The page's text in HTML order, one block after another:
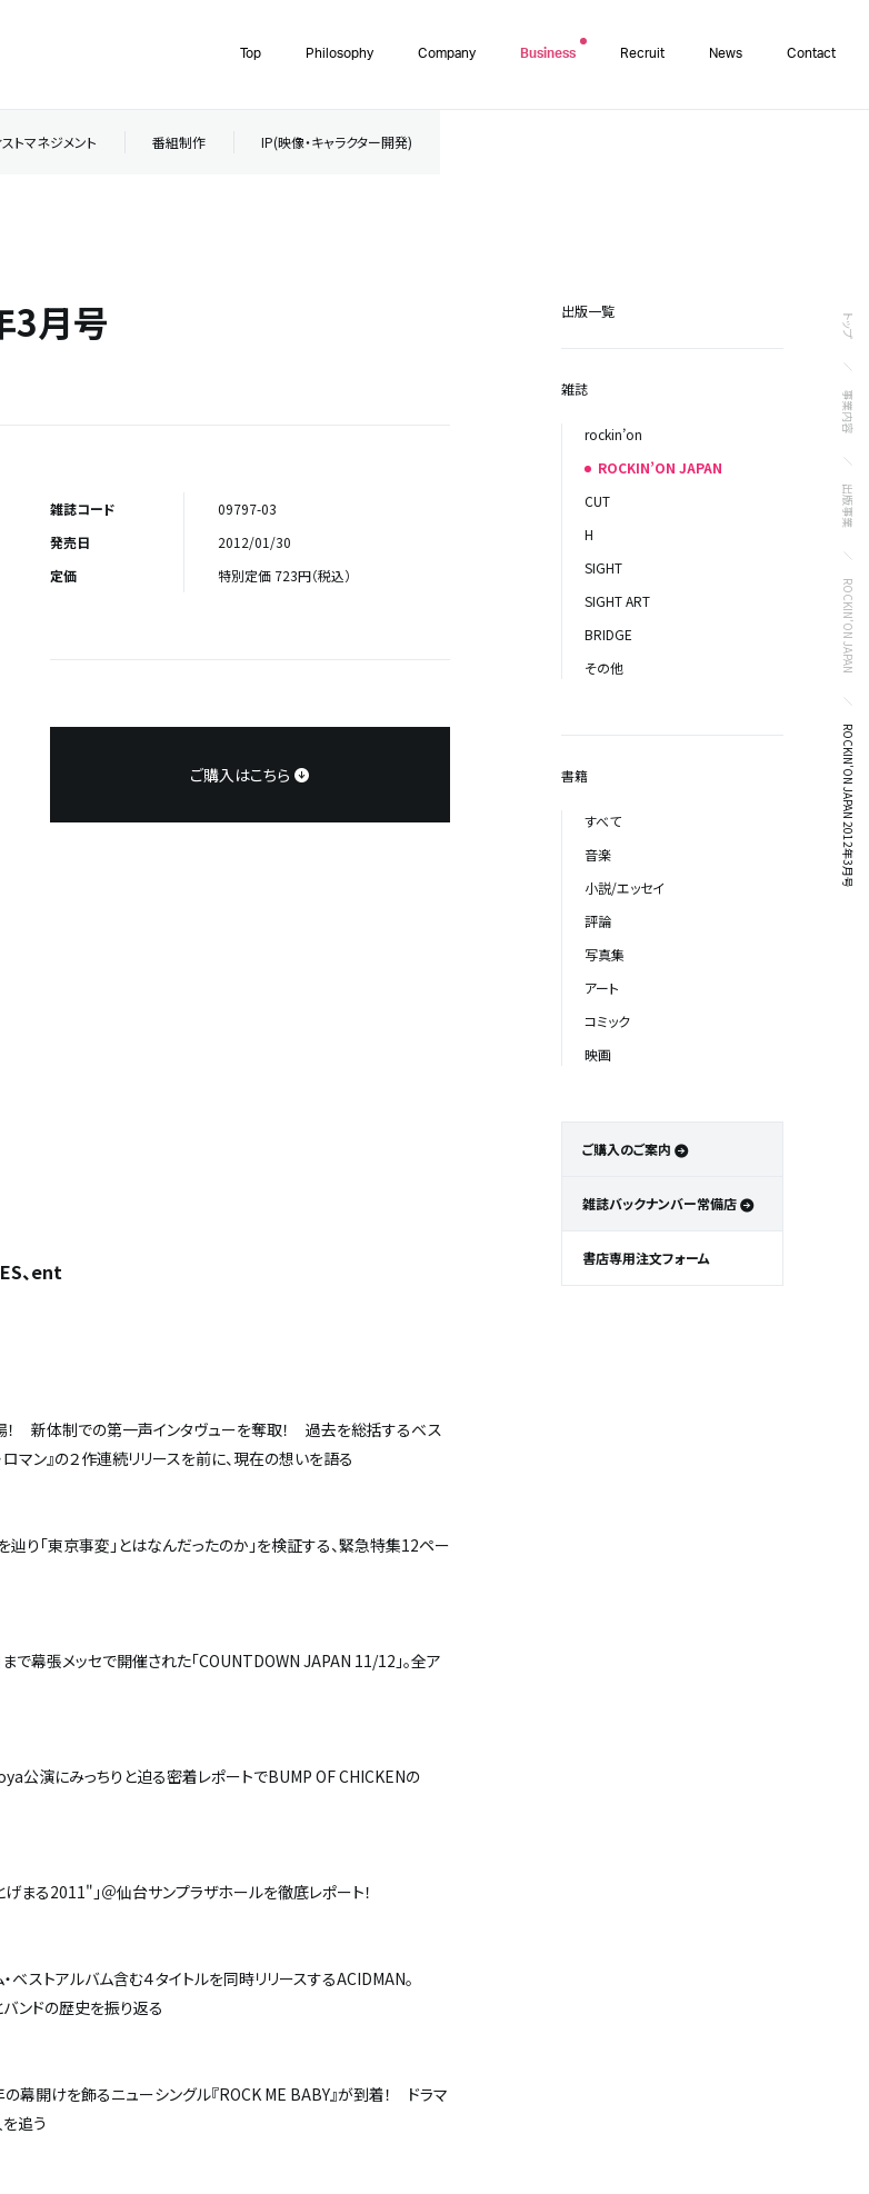
Top Philosophy Company Business Recruit News Contact
トップ
事業内容
出版事業
ROCKIN’ON JAPAN
ROCKIN'ON JAPAN 2012年3月号
トマネジメント 番組制作 IP(映像・キャラクター開発)
3月号
雑誌コード
09797-03
発売日
2012/01/30
定価
特別定価 723円（税込）
ご購入はこちら
、ent
！ 新体制での第一声インタヴューを奪取！ 過去を総括するベス
マン』の２作連続リリースを前に、現在の想いを語る
り「東京事変」とはなんだったのか」を検証する、緊急特集12ペー
幕張メッセで開催された「COUNTDOWN JAPAN 11/12」。全ア
公演にみっちりと迫る密着レポートでBUMP OF CHICKENの
まる2011"」＠仙台サンプラザホールを徹底レポート！
ストアルバム含む４タイトルを同時リリースするACIDMAN。
ンドの歴史を振り返る
開けを飾るニューシングル『ROCK ME BABY』が到着！ ドラマ
追う
出版一覧
雑誌
rockin’on
ROCKIN’ON JAPAN
CUT
H
SIGHT
SIGHT ART
BRIDGE
その他
書籍
すべて
音楽
小説/エッセイ
評論
写真集
アート
コミック
映画
ご購入のご案内
雑誌バックナンバー常備店
書店専用注文フォーム